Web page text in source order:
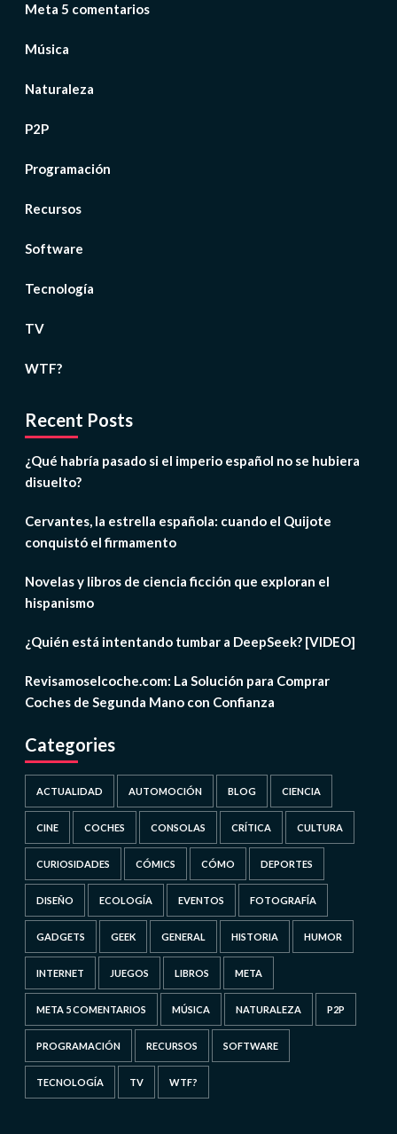
Meta 5 comentarios
Música
Naturaleza
P2P
Programación
Recursos
Software
Tecnología
TV
WTF?
Recent Posts
¿Qué habría pasado si el imperio español no se hubiera
disuelto?
Cervantes, la estrella española: cuando el Quijote
conquistó el firmamento
Novelas y libros de ciencia ficción que exploran el
hispanismo
¿Quién está intentando tumbar a DeepSeek? [VIDEO]
Revisamoselcoche.com: La Solución para Comprar
Coches de Segunda Mano con Confianza
Categories
ACTUALIDAD AUTOMOCIÓN BLOG CIENCIA
CINE COCHES CONSOLAS CRÍTICA CULTURA
CURIOSIDADES CÓMICS CÓMO DEPORTES
DISEÑO ECOLOGÍA EVENTOS FOTOGRAFÍA
GADGETS GEEK GENERAL HISTORIA HUMOR
INTERNET JUEGOS LIBROS META
META 5 COMENTARIOS MÚSICA NATURALEZA P2P
PROGRAMACIÓN RECURSOS SOFTWARE
TECNOLOGÍA TV WTF?